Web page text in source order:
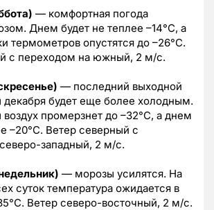
— комфортная погода
Днем будет не теплее –14°C, а
термометров опустятся до –26°C.
с переходом на южный, 2 м/с.
— последний выходной
декабря будет еще более холодным.
промерзнет до –32°C, а днем
–20°C. Ветер северный с
западный, 2 м/с.
— морозы усилятся. На
суток температура ожидается в
Ветер северо-восточный, 2 м/с.